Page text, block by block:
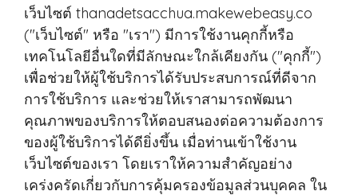
เว็บไซต์ thanadetsacchua.makewebeasy.co
("เว็บไซต์" หรือ "เรา") มีการใช้งานคุกกี้หรือ
เทคโนโลยีอื่นใดที่มีลักษณะใกล้เคียงกัน ("คุกกี้")
เพื่อช่วยให้ผู้ใช้บริการได้รับประสบการณ์ที่ดีจาก
การใช้บริการ และช่วยให้เราสามารถพัฒนา
คุณภาพของบริการให้ตอบสนองต่อความต้องการ
ของผู้ใช้บริการได้ดียิ่งขึ้น เมื่อท่านเข้าใช้งาน
เว็บไซต์ของเรา โดยเราให้ความสำคัญอย่าง
เคร่งครัดเกี่ยวกับการคุ้มครองข้อมูลส่วนบุคคล ใน